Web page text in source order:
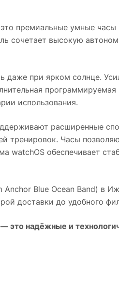
премиальные умные часы
сочетает высокую
даже при ярком солнце.
программируемая
использования.
расширенные
тренировок. Часы
watchOS обеспечивает
Blue Ocean Band) в
доставки до удобного
— это надёжные и